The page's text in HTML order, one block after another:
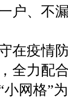
户、不
在疫情
全力配
网格”